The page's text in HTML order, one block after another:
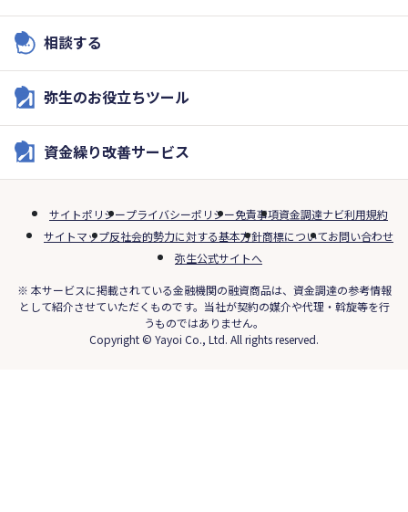
相談する
弥生のお役立ちツール
資金繰り改善サービス
サイトポリシープライバシーポリシー免責事項資金調達ナビ利用規約
サイトマップ反社会的勢力に対する基本方針商標についてお問い合わせ
弥生公式サイトへ
※ 本サービスに掲載されている金融機関の融資商品は、資金調達の参考情報
として紹介させていただくものです。当社が契約の媒介や代理・斡旋等を行
うものではありません。
Copyright © Yayoi Co., Ltd. All rights reserved.